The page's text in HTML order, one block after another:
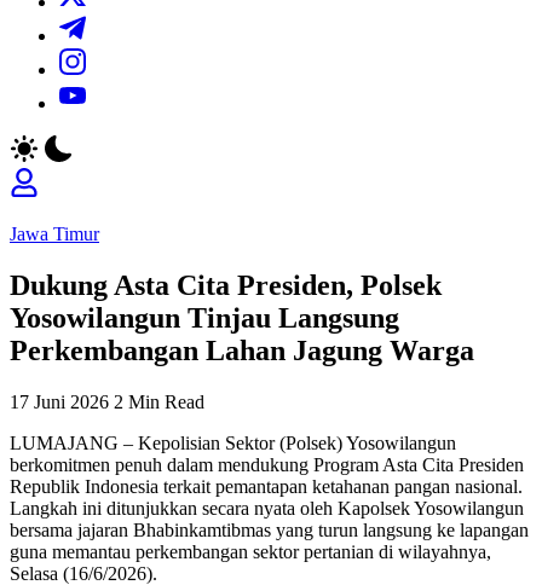
https://t.me/
https://www.instagram.com/
https://youtube.com/
Jawa Timur
Dukung Asta Cita Presiden, Polsek
Yosowilangun Tinjau Langsung
Perkembangan Lahan Jagung Warga
17 Juni 2026 2 Min Read
LUMAJANG – Kepolisian Sektor (Polsek) Yosowilangun
berkomitmen penuh dalam mendukung Program Asta Cita Presiden
Republik Indonesia terkait pemantapan ketahanan pangan nasional.
Langkah ini ditunjukkan secara nyata oleh Kapolsek Yosowilangun
bersama jajaran Bhabinkamtibmas yang turun langsung ke lapangan
guna memantau perkembangan sektor pertanian di wilayahnya,
Selasa (16/6/2026).